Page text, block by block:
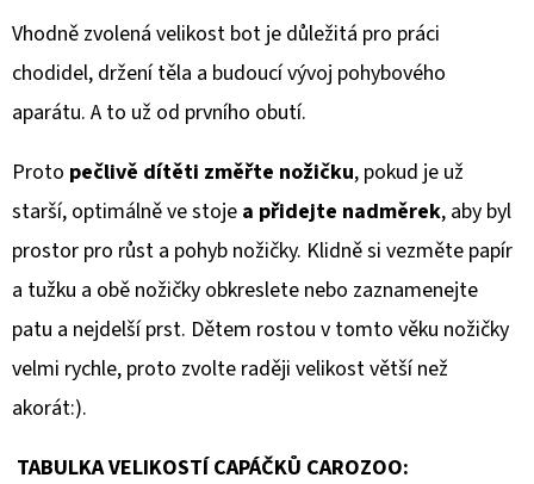
Vhodně zvolená velikost bot je důležitá pro práci
chodidel, držení těla a budoucí vývoj pohybového
aparátu. A to už od prvního obutí.
Proto pečlivě dítěti změřte nožičku, pokud je už
starší, optimálně ve stoje a přidejte nadměrek, aby byl
prostor pro růst a pohyb nožičky. Klidně si vezměte papír
a tužku a obě nožičky obkreslete nebo zaznamenejte
patu a nejdelší prst. Dětem rostou v tomto věku nožičky
velmi rychle, proto zvolte raději velikost větší než
akorát:).
TABULKA VELIKOSTÍ CAPÁČKŮ CAROZOO: